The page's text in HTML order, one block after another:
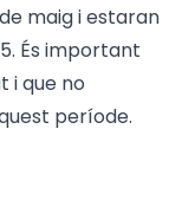
maig i estaran
És important
i que no
període.